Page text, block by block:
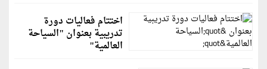
اختتام فعاليات دورة
تدريبية بعنوان "السياحة
العالمية"